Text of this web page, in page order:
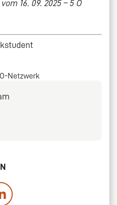
16. 09. 2025 – 5 O
Netzwerk